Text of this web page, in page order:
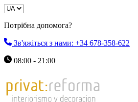
Потрібна допомога?
Зв'яжіться з нами: +34 678-358-622
08:00 - 21:00